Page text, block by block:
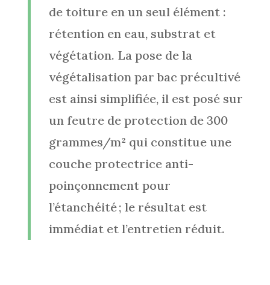
de toiture en un seul élément :
rétention en eau, substrat et
végétation. La pose de la
végétalisation par bac précultivé
est ainsi simplifiée, il est posé sur
un feutre de protection de 300
grammes/m² qui constitue une
couche protectrice anti-
poinçonnement pour
l’étanchéité ; le résultat est
immédiat et l’entretien réduit.